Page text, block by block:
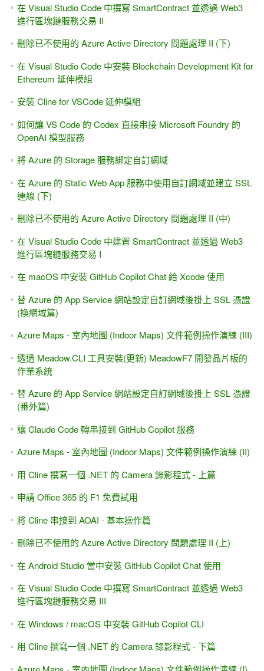
在 Visual Studio Code 中撰寫 SmartContract 並透過 Web3
進行區塊鏈服務交易 II
刪除已不使用的 Azure Active Directory 問題處理 II (下)
在 Visual Studio Code 中安裝 Blockchain Development Kit for
Ethereum 延伸模組
安裝 Cline for VSCode 延伸模組
如何讓 VS Code 的 Codex 直接串接 Microsoft Foundry 的
OpenAI 模型服務
將 Azure 的 Storage 服務綁定自訂網域
在 Azure 的 Static Web App 服務中使用自訂網域並建立 SSL
連線 (下)
刪除已不使用的 Azure Active Directory 問題處理 II (中)
在 Visual Studio Code 中建置 SmartContract 並透過 Web3
進行區塊鏈服務交易 I
在 macOS 中安裝 GitHub Copilot Chat 給 Xcode 使用
替 Azure 的 App Service 網站設定自訂網域後掛上 SSL 憑證
(換網域篇)
Azure Maps - 室內地圖 (Indoor Maps) 文件範例操作演練 (III)
透過 Meadow.CLI 工具安裝(更新) MeadowF7 開發晶片板的
作業系統
替 Azure 的 App Service 網站設定自訂網域後掛上 SSL 憑證
(番外篇)
讓 Claude Code 轉串接到 GitHub Copilot 服務
Azure Maps - 室內地圖 (Indoor Maps) 文件範例操作演練 (II)
用 Cline 撰寫一個 .NET 的 Camera 錄影程式 - 上篇
申請 Office 365 的 F1 免費試用
將 Cline 串接到 AOAI - 基本操作篇
刪除已不使用的 Azure Active Directory 問題處理 II (上)
在 Android Studio 當中安裝 GitHub Copilot Chat 使用
在 Visual Studio Code 中撰寫 SmartContract 並透過 Web3
進行區塊鏈服務交易 III
在 Windows / macOS 中安裝 GitHub Copilot CLI
用 Cline 撰寫一個 .NET 的 Camera 錄影程式 - 下篇